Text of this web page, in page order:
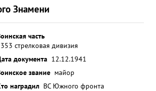
Знамени
часть
353 стрелковая дивизия
документа 12.12.1941
звание майор
наградил ВС Южного фронта